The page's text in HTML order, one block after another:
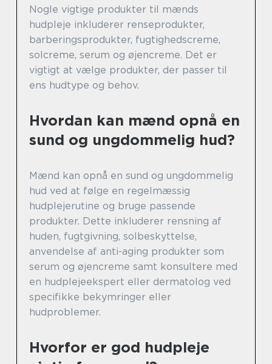
Nogle vigtige produkter til mænds
hudpleje inkluderer renseprodukter,
barberingsprodukter, fugtighedscreme,
solcreme, serum og øjencreme. Det er
vigtigt at vælge produkter, der passer til
ens hudtype og behov.
Hvordan kan mænd opnå en
sund og ungdommelig hud?
Mænd kan opnå en sund og ungdommelig
hud ved at følge en regelmæssig
hudplejerutine og bruge passende
produkter. Dette inkluderer rensning af
huden, fugtgivning, solbeskyttelse,
anvendelse af anti-aging produkter som
serum og øjencreme samt konsultere med
en hudplejeekspert eller dermatolog ved
specifikke bekymringer eller
hudproblemer.
Hvorfor er god hudpleje